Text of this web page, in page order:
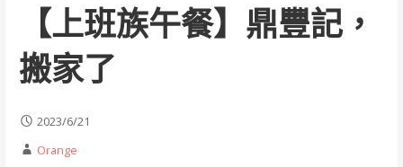
【上班族午餐】鼎豐記，
搬家了
2023/6/21
Orange